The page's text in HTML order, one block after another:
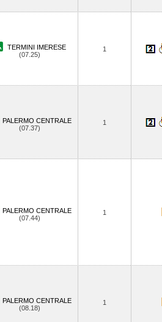
TERMINI IMERESE
(07.25)
1
PALERMO CENTRALE
(07.37)
1
PALERMO CENTRALE
(07.44)
1
PALERMO CENTRALE
(08.18)
1